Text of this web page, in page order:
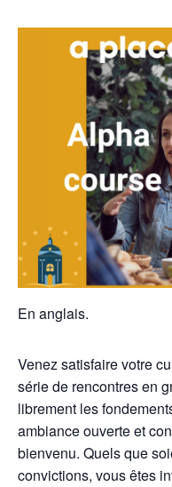
En anglais.
Venez satisfaire votre
série de rencontres en
librement les
ambiance ouverte et
bienvenu. Quels que
convictions, vous êtes